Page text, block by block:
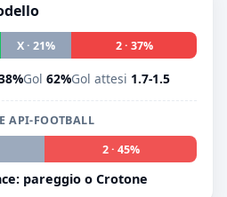
X · 21% 2 · 37%
Gol 62%Gol attesi 1.7-1.5
API-FOOTBALL
2 · 45%
pareggio o Crotone